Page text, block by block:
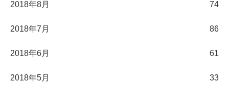
2018年8月 74
2018年7月 86
2018年6月 61
2018年5月 33